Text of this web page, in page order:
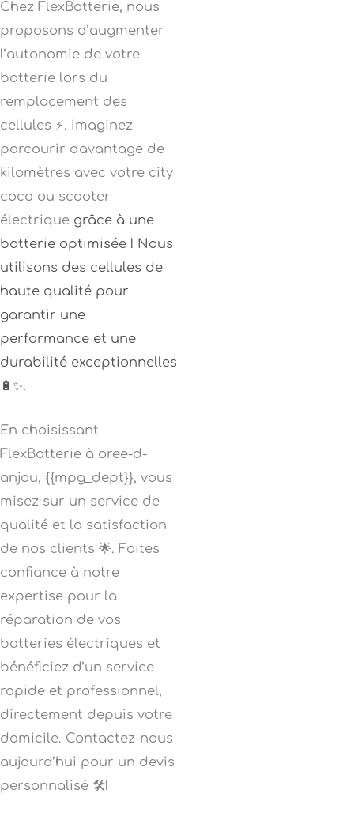
Chez FlexBatterie, nous
proposons d’augmenter
l’autonomie de votre
batterie lors du
remplacement des
cellules ⚡. Imaginez
parcourir davantage de
kilomètres avec votre city
coco ou scooter
électrique grâce à une
batterie optimisée ! Nous
utilisons des cellules de
haute qualité pour
garantir une
performance et une
durabilité exceptionnelles
🔋✨.
En choisissant
FlexBatterie à oree-d-
anjou, {{mpg_dept}}, vous
misez sur un service de
qualité et la satisfaction
de nos clients 🌟. Faites
confiance à notre
expertise pour la
réparation de vos
batteries électriques et
bénéficiez d’un service
rapide et professionnel,
directement depuis votre
domicile. Contactez-nous
aujourd’hui pour un devis
personnalisé 🛠️!